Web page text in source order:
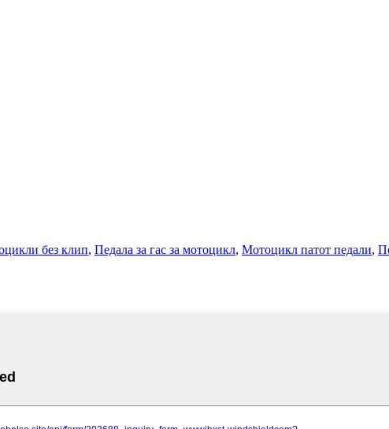
без клип, Педала за гас за мотоцикл, Мотоцикл патот педали,